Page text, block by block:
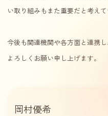
い取り組みもまた重要だと考えて
今後も関連機関や各方面と連携
よろしくお願い申し上げます。
岡村優希